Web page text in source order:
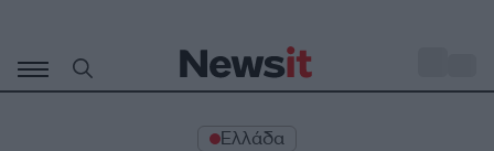
περιεχόμενο
Ελλάδα